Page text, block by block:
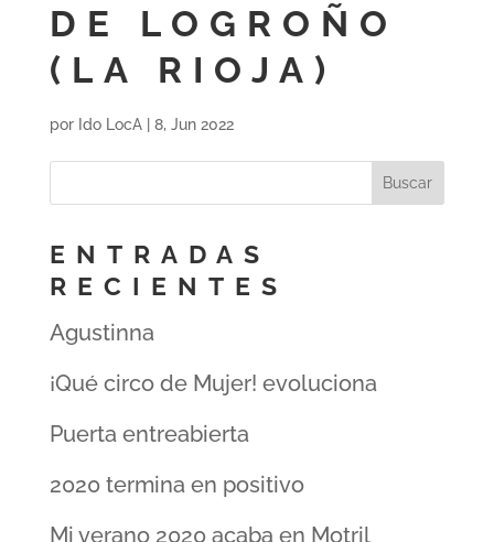
DE LOGROÑO
(LA RIOJA)
por Ido LocA| 8, Jun 2022
ENTRADAS
RECIENTES
Agustinna
¡Qué circo de Mujer! evoluciona
Puerta entreabierta
2020 termina en positivo
Mi verano 2020 acaba en Motril